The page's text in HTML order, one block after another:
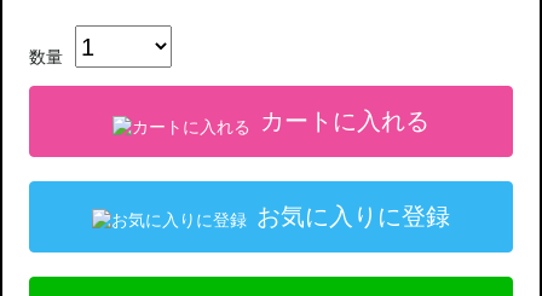
数量
カートに入れる
お気に入りに登録